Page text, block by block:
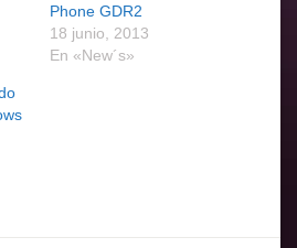
Phone GDR2
18 junio, 2013
En «New´s»